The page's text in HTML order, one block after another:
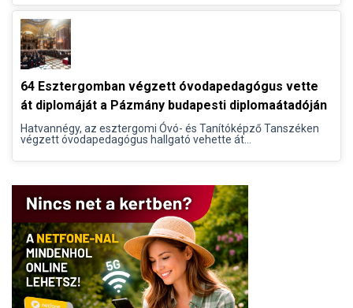
64 Esztergomban végzett óvodapedagógus vette
át diplomáját a Pázmány budapesti diplomaátadóján
Hatvannégy, az esztergomi Óvó- és Tanítóképző Tanszéken
végzett óvodapedagógus hallgató vehette át...